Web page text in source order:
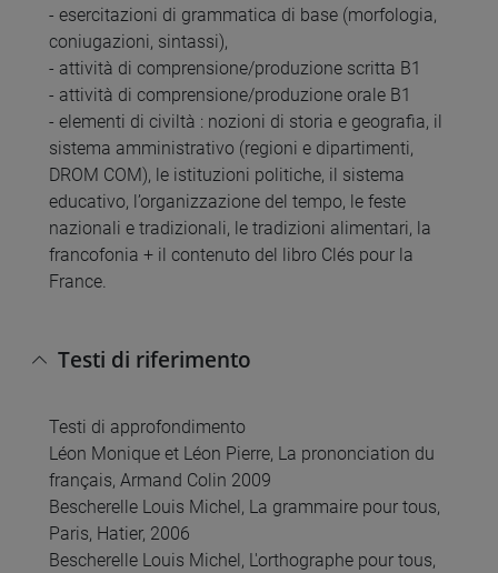
- esercitazioni di grammatica di base (morfologia,
coniugazioni, sintassi),
- attività di comprensione/produzione scritta B1
- attività di comprensione/produzione orale B1
- elementi di civiltà : nozioni di storia e geografia, il
sistema amministrativo (regioni e dipartimenti,
DROM COM), le istituzioni politiche, il sistema
educativo, l’organizzazione del tempo, le feste
nazionali e tradizionali, le tradizioni alimentari, la
francofonia + il contenuto del libro Clés pour la
France.
Testi di riferimento
Testi di approfondimento
Léon Monique et Léon Pierre, La prononciation du
français, Armand Colin 2009
Bescherelle Louis Michel, La grammaire pour tous,
Paris, Hatier, 2006
Bescherelle Louis Michel, L'orthographe pour tous,